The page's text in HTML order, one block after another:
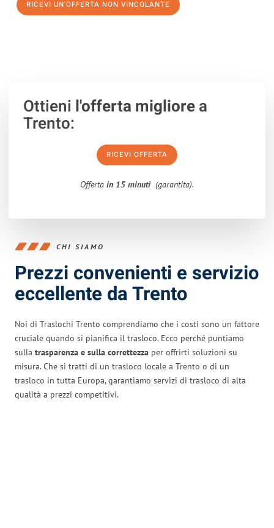
RICEVI UN'OFFERTA NON VINCOLANTE
Ottieni l'offerta migliorea
Trento:
RICEVI OFFERTA
Offerta in 15 minuti (garantita).
CHI SIAMO
Prezzi convenienti e servizio
eccellente da Trento
Noi di Traslochi Trento comprendiamo che i costi sono un fattore
cruciale quando si pianifica il trasloco. Ecco perché puntiamo
sulla trasparenza e sulla correttezza per offrirti soluzioni su
misura. Che si tratti di un trasloco locale a Trento o di un
trasloco in tutta Europa, garantiamo servizi di trasloco di alta
qualità a prezzi competitivi.